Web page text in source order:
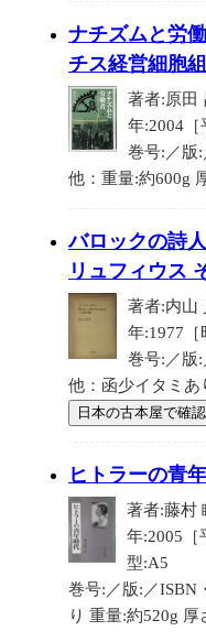
ナチズムと労
チス経営細胞
著者:原田
年:2004［
巻号:／版
他：重量:約600g
バロックの詩
リュフィウス
著者:内山
年:1977［
巻号:／版:
他：函少イタミあ
日本の古本屋で確認
ヒトラーの青
著者:藤村
年:2005［
型:A5
巻号:／版:／ISBN
り 重量:約520g 厚